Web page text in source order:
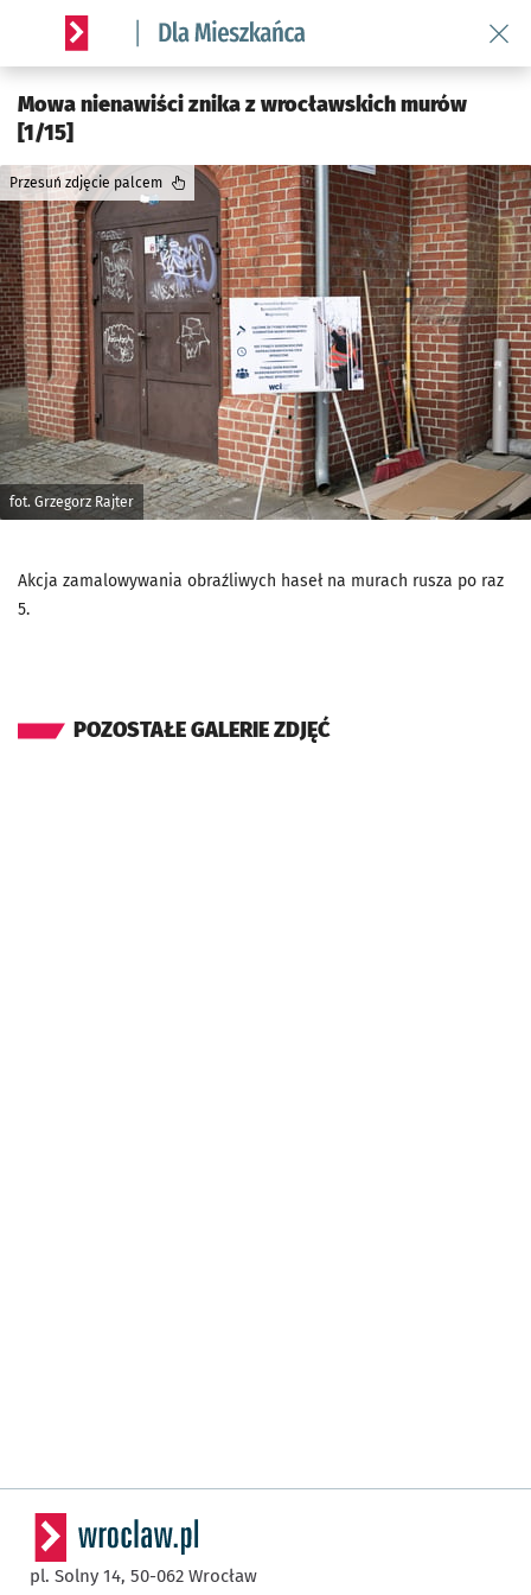
Serwis informacyjny wroclaw.pl podserwis: Dla mieszkańca
Mowa nienawiści znika z wrocławskich murów
[1/15]
fot. Grzegorz Rajter
Przesuń zdjęcie palcem
Akcja zamalowywania obraźliwych haseł na murach rusza po raz
5.
POZOSTAŁE GALERIE ZDJĘĆ
pl. Solny 14, 50-062 Wrocław